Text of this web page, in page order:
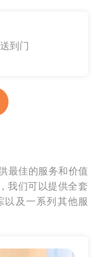
到门
最佳的服务和价值
我们可以提供全套
及一系列其他服